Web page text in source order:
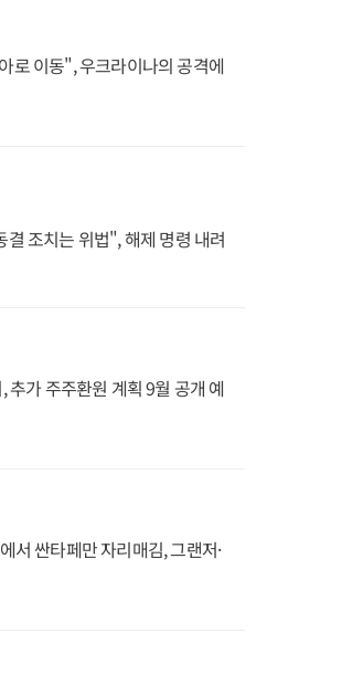
로 이동", 우크라이나의 공격에
조치는 위법", 해제 명령 내려
가 주주환원 계획 9월 공개 예
서 싼타페만 자리매김, 그랜저·